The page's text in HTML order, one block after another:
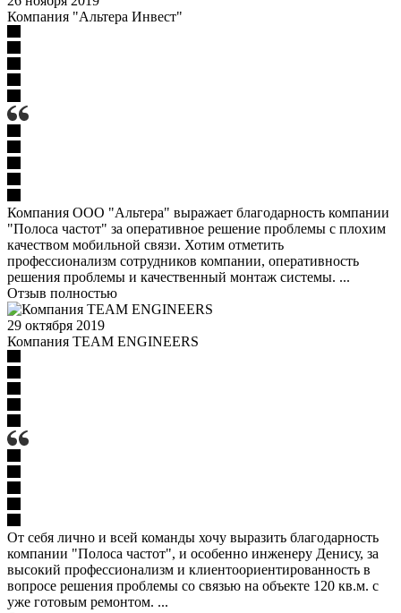
Компания "Альтера Инвест"
Компания ООО "Альтера" выражает благодарность компании
"Полоса частот" за оперативное решение проблемы с плохим
качеством мобильной связи. Хотим отметить
профессионализм сотрудников компании, оперативность
решения проблемы и качественный монтаж системы. ...
Отзыв полностью
29 октября 2019
Компания TEAM ENGINEERS
От себя лично и всей команды хочу выразить благодарность
компании "Полоса частот", и особенно инженеру Денису, за
высокий профессионализм и клиентоориентированность в
вопросе решения проблемы со связью на объекте 120 кв.м. с
уже готовым ремонтом. ...